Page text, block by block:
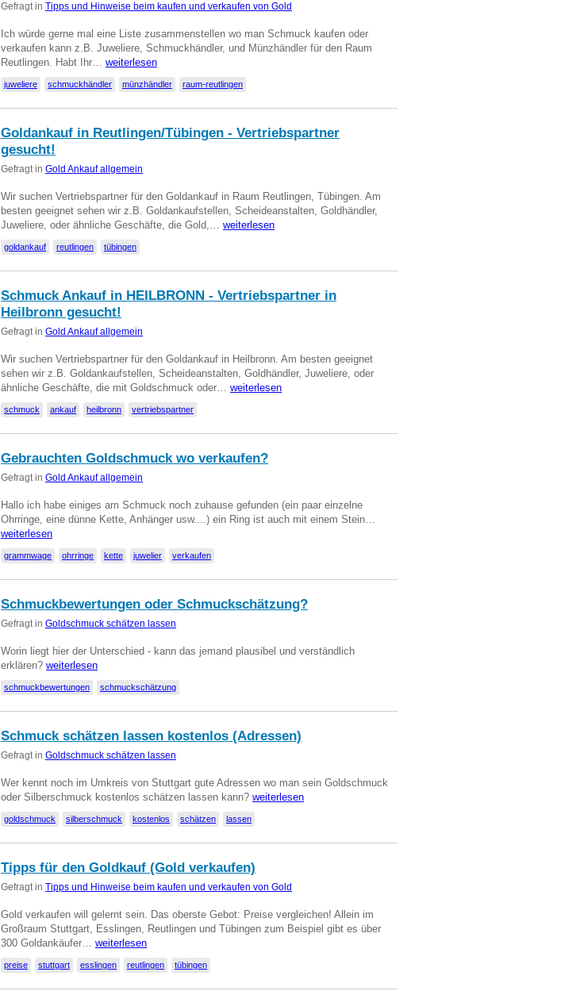
Gefragt in Tipps und Hinweise beim kaufen und verkaufen von Gold
Ich würde gerne mal eine Liste zusammenstellen wo man Schmuck kaufen oder
verkaufen kann z.B. Juweliere, Schmuckhändler, und Münzhändler für den Raum
Reutlingen. Habt Ihr… weiterlesen
juweliere schmuckhändler münzhändler raum-reutlingen
Goldankauf in Reutlingen/Tübingen - Vertriebspartner
gesucht!
Gefragt in Gold Ankauf allgemein
Wir suchen Vertriebspartner für den Goldankauf in Raum Reutlingen, Tübingen. Am
besten geeignet sehen wir z.B. Goldankaufstellen, Scheideanstalten, Goldhändler,
Juweliere, oder ähnliche Geschäfte, die Gold,… weiterlesen
goldankauf reutlingen tübingen
Schmuck Ankauf in HEILBRONN - Vertriebspartner in
Heilbronn gesucht!
Gefragt in Gold Ankauf allgemein
Wir suchen Vertriebspartner für den Goldankauf in Heilbronn. Am besten geeignet
sehen wir z.B. Goldankaufstellen, Scheideanstalten, Goldhändler, Juweliere, oder
ähnliche Geschäfte, die mit Goldschmuck oder… weiterlesen
schmuck ankauf heilbronn vertriebspartner
Gebrauchten Goldschmuck wo verkaufen?
Gefragt in Gold Ankauf allgemein
Hallo ich habe einiges am Schmuck noch zuhause gefunden (ein paar einzelne
Ohrringe, eine dünne Kette, Anhänger usw....) ein Ring ist auch mit einem Stein…
weiterlesen
grammwage ohrringe kette juwelier verkaufen
Schmuckbewertungen oder Schmuckschätzung?
Gefragt in Goldschmuck schätzen lassen
Worin liegt hier der Unterschied - kann das jemand plausibel und verständlich
erklären? weiterlesen
schmuckbewertungen schmuckschätzung
Schmuck schätzen lassen kostenlos (Adressen)
Gefragt in Goldschmuck schätzen lassen
Wer kennt noch im Umkreis von Stuttgart gute Adressen wo man sein Goldschmuck
oder Silberschmuck kostenlos schätzen lassen kann? weiterlesen
goldschmuck silberschmuck kostenlos schätzen lassen
Tipps für den Goldkauf (Gold verkaufen)
Gefragt in Tipps und Hinweise beim kaufen und verkaufen von Gold
Gold verkaufen will gelernt sein. Das oberste Gebot: Preise vergleichen! Allein im
Großraum Stuttgart, Esslingen, Reutlingen und Tübingen zum Beispiel gibt es über
300 Goldankäufer… weiterlesen
preise stuttgart esslingen reutlingen tübingen